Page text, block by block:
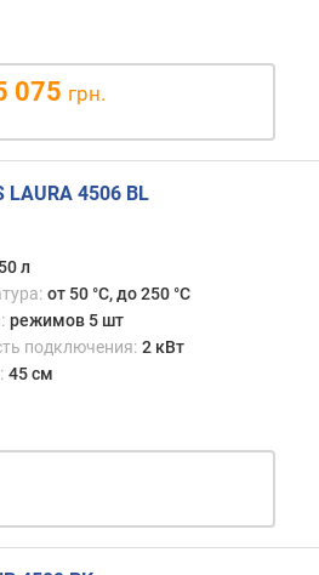
075 грн.
LAURA 4506 BL
50 л
от 50 °C, до 250 °C
режимов 5 шт
подключения: 2 кВт
45 см